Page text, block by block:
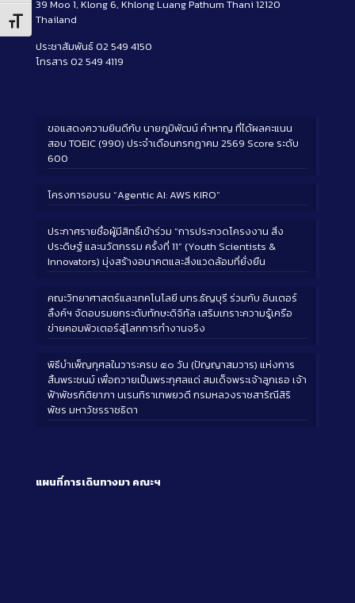
Toggle Font size
39 Moo 1, Klong 6, Khlong Luang Pathum Thani 12120
Thailand
ประชาสัมพันธ์ 02 549 4150
โทรสาร 02 549 4119
ขอแสดงความยินดีกับ นายภูมิพัฒน์ คำหาญ ที่ได้ผลคะแนน
สอบ TOEIC (990) ประจำเดือนกรกฎาคม 2569 Score ระดับ
600
โครงการอบรม “Agentic AI: AWS KIRO”
ประกาศรายชื่อผู้มีสิทธิ์เข้าร่วม “การประกวดโครงงาน สิ่ง
ประดิษฐ์ และนวัตกรรม ครั้งที่ 11” (Youth Scientists &
Innovators) มุ่งสร้างอนาคตและสิ่งแวดล้อมที่ยั่งยืน
คณะวิทยาศาสตร์และเทคโนโลยี มทร.ธัญบุรี ร่วมกับ อินเตอร์
ลิ้งค์ฯ จัดอบรมยกระดับทักษะดิจิทัล เสริมเกราะความรู้เครือ
ข่ายคอมพิวเตอร์สู่โลกการทำงานจริง
พิธีบำเพ็ญกุศลในวาระครบ ๕๐ วัน (ปัญญาสมวาร) แห่งการ
สิ้นพระชนม์ เพื่อถวายเป็นพระกุศลแด่ สมเด็จพระเจ้าลูกเธอ เจ้า
ฟ้าพัชรกิติยาภา นเรนทิราเทพยวดี กรมหลวงราชสาริณีสิริ
พัชร มหาวัชรราชธิดา
แผนที่การเดินทางมา คณะฯ